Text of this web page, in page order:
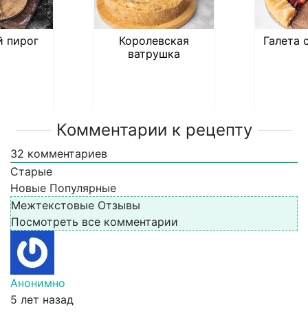
пирог
Королевская
ватрушка
Галета
Комментарии к рецепту
32 комментариев
Старые
Новые Популярные
Межтекстовые Отзывы
Посмотреть все комментарии
Анонимно
5 лет назад